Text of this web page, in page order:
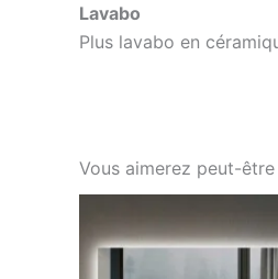
Lavabo
Plus lavabo en
Vous aimerez peut-